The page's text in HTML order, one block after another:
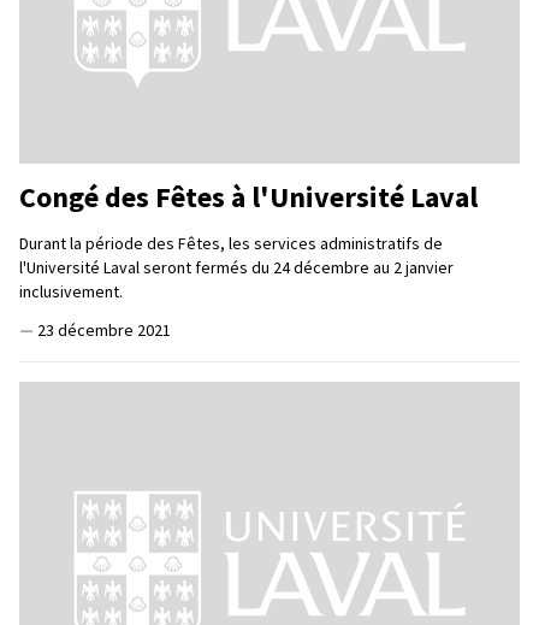
Congé des Fêtes à l'Université Laval
Durant la période des Fêtes, les services administratifs de
l'Université Laval seront fermés du 24 décembre au 2 janvier
inclusivement.
— 23 décembre 2021